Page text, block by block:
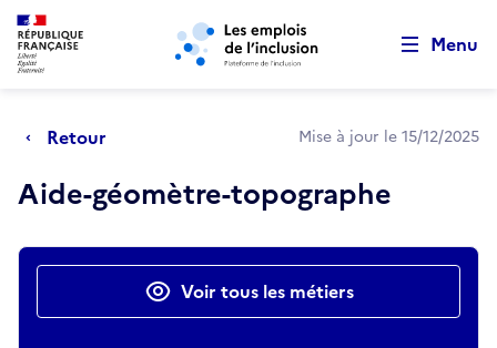
Aller au menu principal Aller au contenu principal
Menu
Retour Mise à jour le 15/12/2025
Aide-géomètre-topographe
Actions rapidesVoir tous les métiers
Retour au début de la page
Panneau de gestion des cookies